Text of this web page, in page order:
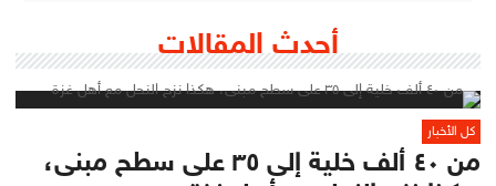
أحدث المقالات
كل الأخبار
من ٤٠ ألف خلية إلى ٣٥ على سطح مبنى،